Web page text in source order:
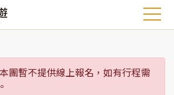
團暫不提供線上報名，如有行程需